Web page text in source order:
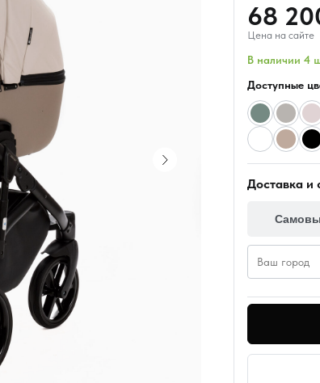
68
Цена на сайте
В наличии 4
Доступные
Доставка и